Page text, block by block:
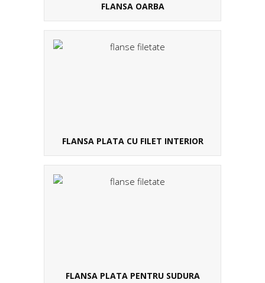
FLANSA OARBA
FLANSA PLATA CU FILET INTERIOR
FLANSA PLATA PENTRU SUDURA